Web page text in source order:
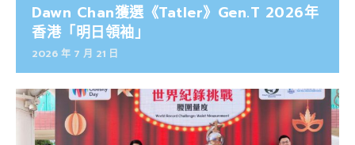
Dawn Chan獲選《Tatler》Gen.T 2026年
香港「明日領袖」
2026 年 7 月 21 日